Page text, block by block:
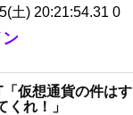
土) 20:21:54.31 0
仮想通貨の件は
くれ！」